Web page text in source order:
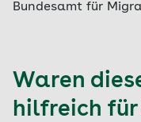
Bundesamt für
Waren
hilfreich für